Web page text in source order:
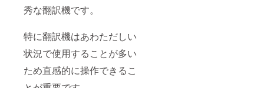
秀な翻訳機です。
特に翻訳機はあわただしい
状況で使用することが多い
ため直感的に操作できるこ